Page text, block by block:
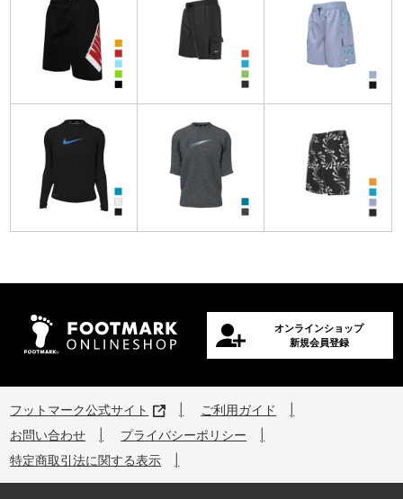
オンラインショップ
新規会員登録
フットマーク公式サイト
ご利用ガイド
お問い合わせ
プライバシーポリシー
特定商取引法に関する表示